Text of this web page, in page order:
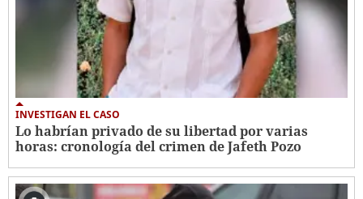
INVESTIGAN EL CASO
Lo habrían privado de su libertad por varias
horas: cronología del crimen de Jafeth Pozo